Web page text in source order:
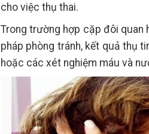
cho việc thụ thai.
Trong trường hợp cặp đôi quan
pháp phòng tránh, kết quả thụ
hoặc các xét nghiệm máu và